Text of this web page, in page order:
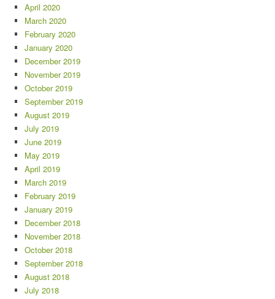
April 2020
March 2020
February 2020
January 2020
December 2019
November 2019
October 2019
September 2019
August 2019
July 2019
June 2019
May 2019
April 2019
March 2019
February 2019
January 2019
December 2018
November 2018
October 2018
September 2018
August 2018
July 2018